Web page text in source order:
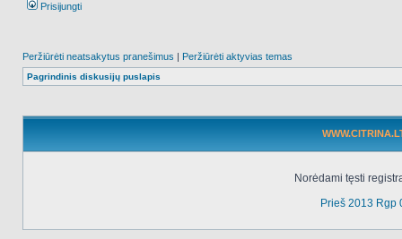
Prisijungti
Peržiūrėti neatsakytus pranešimus | Peržiūrėti aktyvias temas
Pagrindinis diskusijų puslapis
Norėdami tęsti
Prieš 2013 Rgp